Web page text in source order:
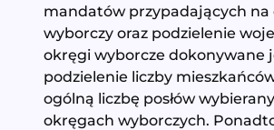
mandatów przypadających na
wyborczy oraz podzielenie
okręgi wyborcze dokonywane
podzielenie liczby
ogólną liczbę posłów
okręgach wyborczych.